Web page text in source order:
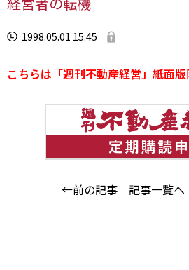
1998.05.01 15:45
こちらは「週刊不動産経営」紙面版
←前の記事 記事一覧へ